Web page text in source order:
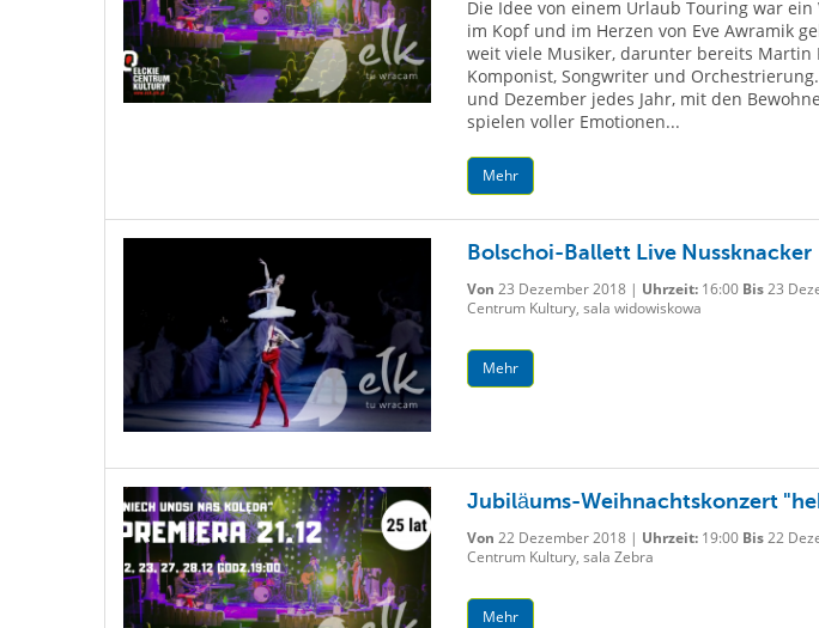
Die Idee von einem Urlaub Touring war
im Kopf und im Herzen von Eve Awramik
weit viele Musiker, darunter bereits Martin
Komponist, Songwriter und
und Dezember jedes Jahr, mit den
spielen voller Emotionen...
Mehr
Bolschoi-Ballett Live Nussknacker
Von 23 Dezember 2018 | Uhrzeit:16:00 Bis23
Centrum Kultury, sala widowiskowa
Mehr
Jubiläums-Weihnachtskonzert
Von 22 Dezember 2018 | Uhrzeit:19:00 Bis22
Centrum Kultury, sala Zebra
Mehr